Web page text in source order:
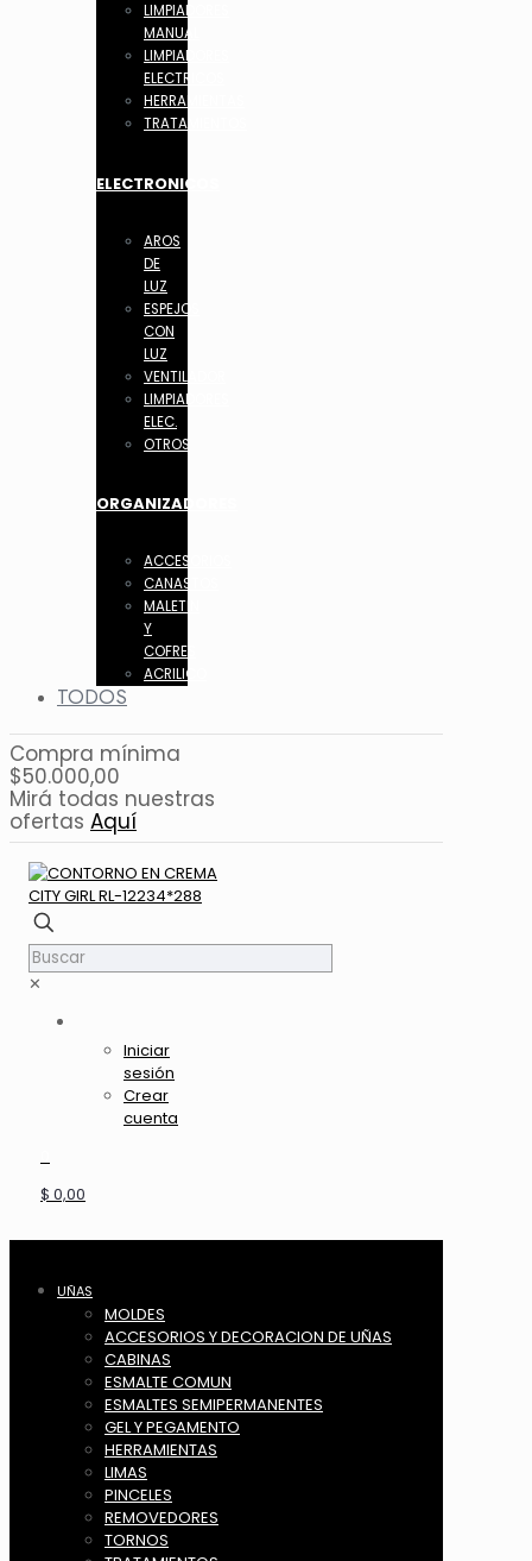
LIMPIADORES
MANUAL
LIMPIADORES
ELECTRICOS
HERRAMIENTAS
TRATAMIENTOS
ELECTRONICOS
AROS
DE
LUZ
ESPEJOS
CON
LUZ
VENTILADOR
LIMPIADORES
ELEC.
OTROS
ORGANIZADORES
ACCESORIOS
CANASTOS
MALETIN
Y
COFRES
ACRILICO
TODOS
Compra mínima
$50.000,00
Mirá todas nuestras
ofertas Aquí
✕
Iniciar
sesión
Crear
cuenta
$ 0,00
UÑAS
MOLDES
ACCESORIOS Y DECORACION DE UÑAS
CABINAS
ESMALTE COMUN
ESMALTES SEMIPERMANENTES
GEL Y PEGAMENTO
HERRAMIENTAS
LIMAS
PINCELES
REMOVEDORES
TORNOS